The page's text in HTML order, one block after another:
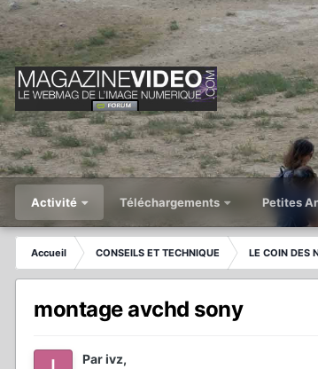
Activité Téléchargements Petites
Accueil CONSEILS ET TECHNIQUE LE COIN DES
montage avchd sony
Parivz,